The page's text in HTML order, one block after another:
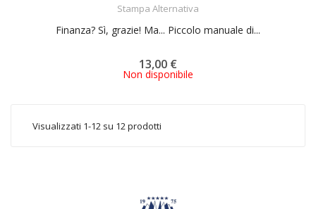
Stampa Alternativa
Finanza? Sì, grazie! Ma... Piccolo manuale di...
13,00 €
Non disponibile
Visualizzati 1-12 su 12 prodotti